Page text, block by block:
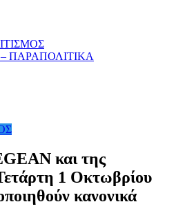
ΠΑΡΑΠΟΛΙΤΙΚΑ
και της
1 Οκτωβρίου
κανονικά